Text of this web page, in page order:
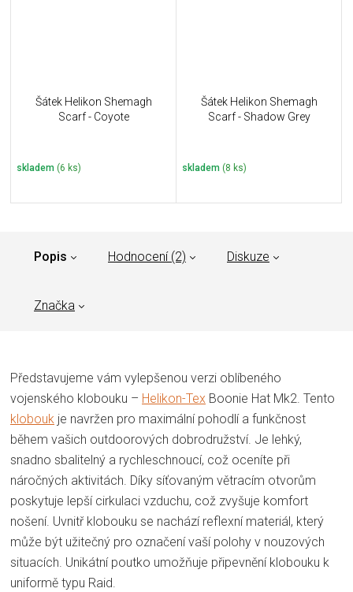
Šátek Helikon Shemagh
Scarf - Coyote
skladem (6 ks)
Šátek Helikon Shemagh
Scarf - Shadow Grey
skladem (8 ks)
Popis Hodnocení (2) Diskuze
Značka
Představujeme vám vylepšenou verzi oblíbeného
vojenského klobouku – Helikon-Tex Boonie Hat Mk2. Tento
klobouk je navržen pro maximální pohodlí a funkčnost
během vašich outdoorových dobrodružství. Je lehký,
snadno sbalitelný a rychleschnoucí, což oceníte při
náročných aktivitách. Díky síťovaným větracím otvorům
poskytuje lepší cirkulaci vzduchu, což zvyšuje komfort
nošení. Uvnitř klobouku se nachází reflexní materiál, který
může být užitečný pro označení vaší polohy v nouzových
situacích. Unikátní poutko umožňuje připevnění klobouku k
uniformě typu Raid.